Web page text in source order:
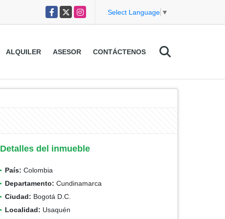
Facebook
X Instagram Select Language ▼
ALQUILER ASESOR CONTÁCTENOS
Detalles del inmueble
País: Colombia
Departamento: Cundinamarca
Ciudad: Bogotá D.C.
Localidad: Usaquén